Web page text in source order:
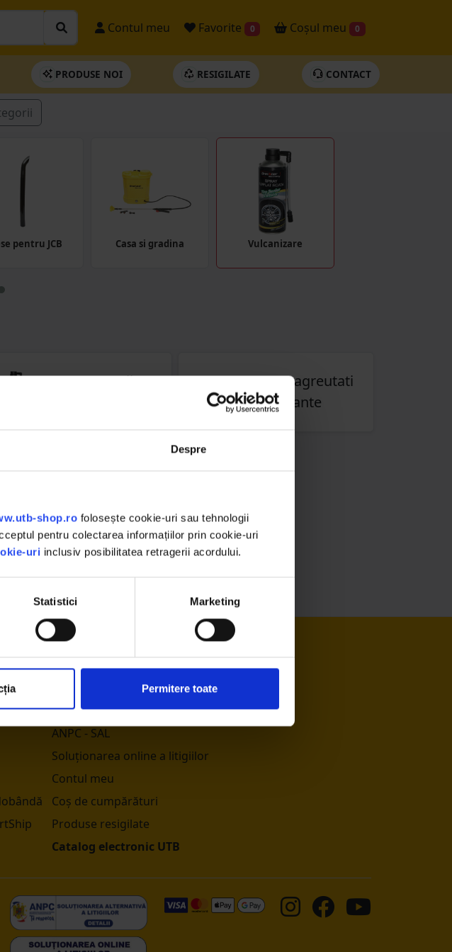
Despre
shop.ro folosește cookie-uri sau tehnologii
pentru colectarea informațiilor prin cookie-uri
uri inclusiv posibilitatea retragerii acordului.
Statistici Marketing
Permitere toate
Contul meu Favorite 0 Coșul meu 0
PRODUSE NOI RESIGILATE CONTACT
pentru JCB Casa si gradina Vulcanizare
Accesorii
Contragreutati
jante
Solutii si
Livrare
Retur
Retragere din contract
ANPC
ANPC - SAL
Soluționarea online a litigiilor
Contul meu
Coș de cumpărături
Produse resigilate
Catalog electronic UTB